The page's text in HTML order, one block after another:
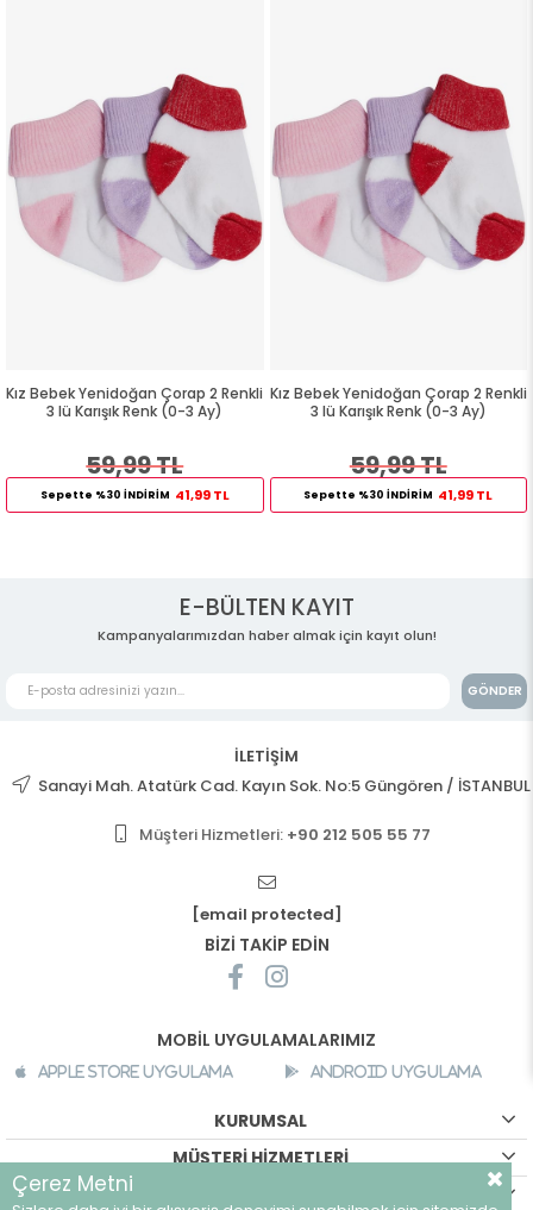
Kız Bebek Yenidoğan Çorap 2 Renkli
3 lü Karışık Renk (0-3 Ay)
59,99 TL
Sepette %30 İNDİRİM 41,99 TL
Kız Bebek Yenidoğan Çorap 2 Renkli
3 lü Karışık Renk (0-3 Ay)
59,99 TL
Sepette %30 İNDİRİM 41,99 TL
E-BÜLTEN KAYIT
Kampanyalarımızdan haber almak için kayıt olun!
GÖNDER
İLETİŞİM
Sanayi Mah. Atatürk Cad. Kayın Sok. No:5 Güngören / İSTANBUL
Müşteri Hizmetleri: +90 212 505 55 77
[email protected]
BİZİ TAKİP EDİN
MOBİL UYGULAMALARIMIZ
Apple Store Uygulama Android Uygulama
KURUMSAL
MÜŞTERİ HİZMETLERİ
Çerez Metni